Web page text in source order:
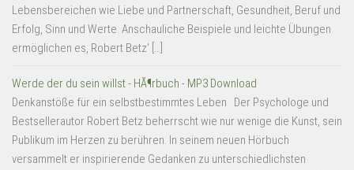
Lebensbereichen wie Liebe und Partnerschaft, Gesundheit, Beruf und
Erfolg, Sinn und Werte. Anschauliche Beispiele und leichte Übungen
ermöglichen es, Robert Betz' […]
Werde der du sein willst - HÃ¶rbuch - MP3 Download
Denkanstöße für ein selbstbestimmtes Leben Der Psychologe und
Bestsellerautor Robert Betz beherrscht wie nur wenige die Kunst, sein
Publikum im Herzen zu berühren. In seinem neuen Hörbuch
versammelt er inspirierende Gedanken zu unterschiedlichsten